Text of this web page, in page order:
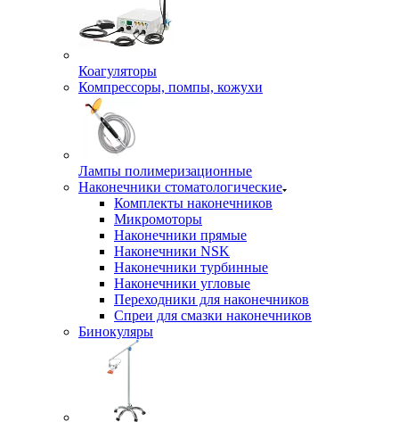
Коагуляторы
Компрессоры, помпы, кожухи
Лампы полимеризационные
Наконечники стоматологические
Комплекты наконечников
Микромоторы
Наконечники прямые
Наконечники NSK
Наконечники турбинные
Наконечники угловые
Переходники для наконечников
Спреи для смазки наконечников
Бинокуляры